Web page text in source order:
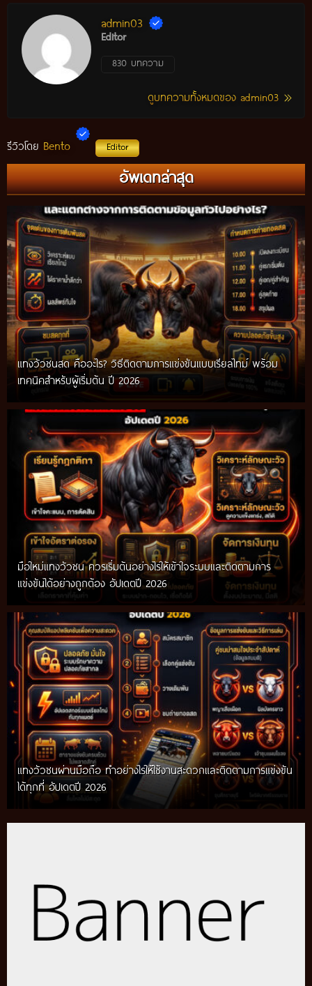
admin03
Editor
830 บทความ
ดูบทความทั้งหมดของ admin03
รีวิวโดย Bento Editor
อัพเดทล่าสุด
แทงวัวชนสด คืออะไร? วิธีติดตามการแข่งขันแบบเรียลไทม์ พร้อม
เทคนิคสำหรับผู้เริ่มต้น ปี 2026
มือใหม่แทงวัวชน ควรเริ่มต้นอย่างไรให้เข้าใจระบบและติดตามการ
แข่งขันได้อย่างถูกต้อง อัปเดตปี 2026
แทงวัวชนผ่านมือถือ ทำอย่างไรให้ใช้งานสะดวกและติดตามการแข่งขัน
ได้ทุกที่ อัปเดตปี 2026